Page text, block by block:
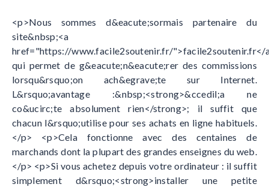
<p>Nous sommes d&eacute;sormais partenaire du
site&nbsp;<a
href="https://www.facile2soutenir.fr/">facile2soutenir.fr</
qui permet de g&eacute;n&eacute;rer des commissions
lorsqu&rsquo;on ach&egrave;te sur Internet.
L&rsquo;avantage :&nbsp;<strong>&ccedil;a ne
co&ucirc;te absolument rien</strong>; il suffit que
chacun l&rsquo;utilise pour ses achats en ligne habituels.
</p> <p>Cela fonctionne avec des centaines de
marchands dont la plupart des grandes enseignes du web.
</p> <p>Si vous achetez depuis votre ordinateur : il suffit
simplement d&rsquo;<strong>installer une petite